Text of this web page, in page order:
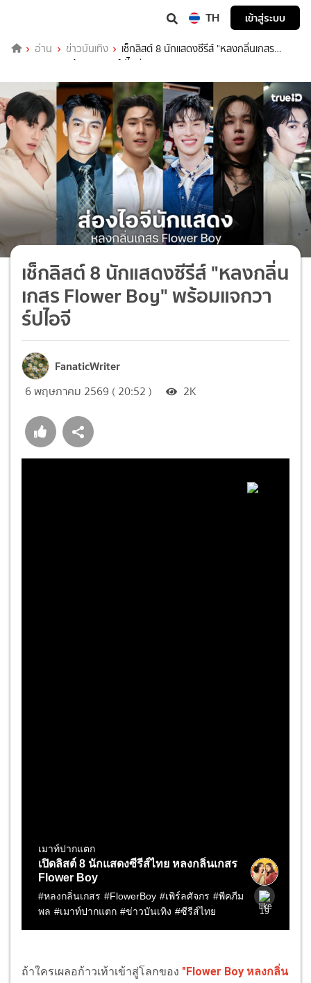
TH เข้าสู่ระบบ
อ่าน ข่าวบันเทิง
เช็กลิสต์ 8 นักแสดงซีรีส์ "หลงกลิ่นเกสร
Flower Boy" พร้อมแจกวาร์ปไอจี
เช็กลิสต์ 8 นักแสดงซีรีส์ "หลงกลิ่น
เกสร Flower Boy" พร้อมแจกวา
ร์ปไอจี
FanaticWriter
6 พฤษภาคม 2569 ( 20:52 ) 2K
ถ้าใครเผลอก้าวเท้าเข้าสู่โลกของ "Flower Boy หลงกลิ่น